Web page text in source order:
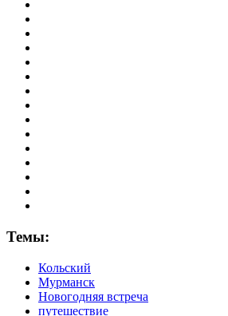
Темы:
Кольский
Мурманск
Новогодняя встреча
путешествие